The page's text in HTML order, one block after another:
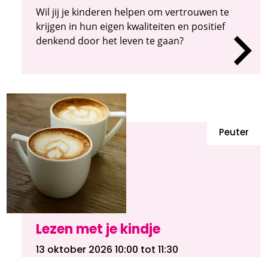
Wil jij je kinderen helpen om vertrouwen te
krijgen in hun eigen kwaliteiten en positief
denkend door het leven te gaan?
Lezen met je kindje
Peuter
13 oktober 2026 10:00 tot 11:30